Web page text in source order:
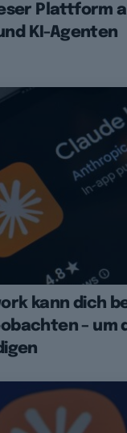
Plattform
KI-Agenten
kann dich
– um